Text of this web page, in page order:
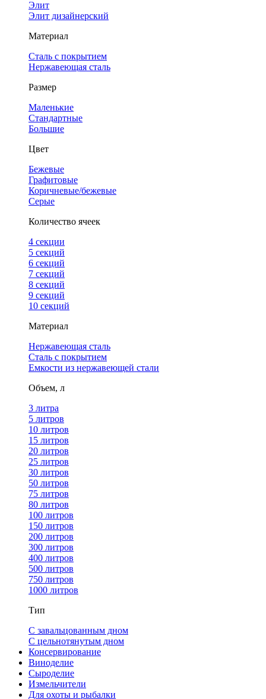
Элит
Элит дизайнерский
Материал
Сталь с покрытием
Нержавеющая сталь
Размер
Маленькие
Стандартные
Большие
Цвет
Бежевые
Графитовые
Коричневые/бежевые
Серые
Количество ячеек
4 cекции
5 секций
6 секций
7 секций
8 секций
9 секций
10 секций
Материал
Нержавеющая сталь
Сталь с покрытием
Емкости из нержавеющей стали
Объем, л
3 литра
5 литров
10 литров
15 литров
20 литров
25 литров
30 литров
50 литров
75 литров
80 литров
100 литров
150 литров
200 литров
300 литров
400 литров
500 литров
750 литров
1000 литров
Тип
С завальцованным дном
С цельнотянутым дном
Консервирование
Виноделие
Сыроделие
Измельчители
Для охоты и рыбалки